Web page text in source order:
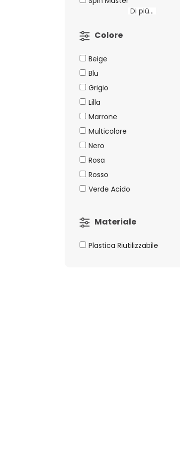
Di più...
Colore
Beige
Blu
Grigio
Lilla
Marrone
Multicolore
Nero
Rosa
Rosso
Verde Acido
Materiale
Plastica Riutilizzabile